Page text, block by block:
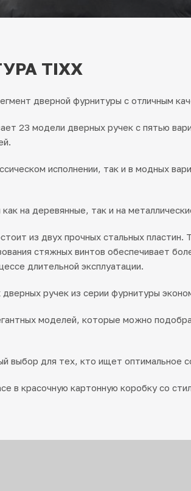
TIXX
дверной фурнитуры с отличным
23 модели дверных ручек с пятью
исполнении, так и в модных
на деревянные, так и на
из двух прочных стальных пластин.
стяжных винтов обеспечивает
длительной эксплуатации.
ручек из серии фурнитуры
моделей, которые можно
выбор для тех, кто ищет оптимальное
в красочную картонную коробку со